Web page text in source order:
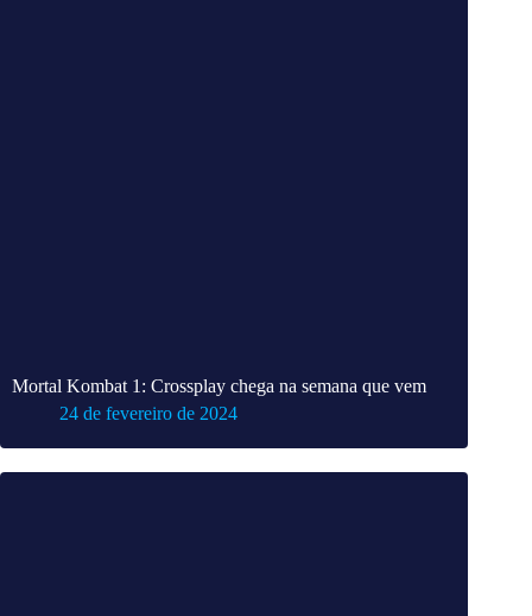
Mortal Kombat 1: Crossplay chega na semana que vem
24 de fevereiro de 2024